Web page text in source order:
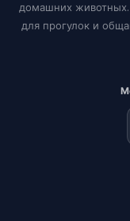
домашних животных.
для прогулок и